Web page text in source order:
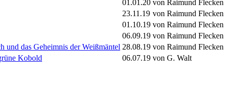
01.01.20 von Raimund Flecken
23.11.19 von Raimund Flecken
01.10.19 von Raimund Flecken
06.09.19 von Raimund Flecken
und das Geheimnis der Weißmäntel 28.08.19 von Raimund Flecken
Kobold
06.07.19 von G. Walt